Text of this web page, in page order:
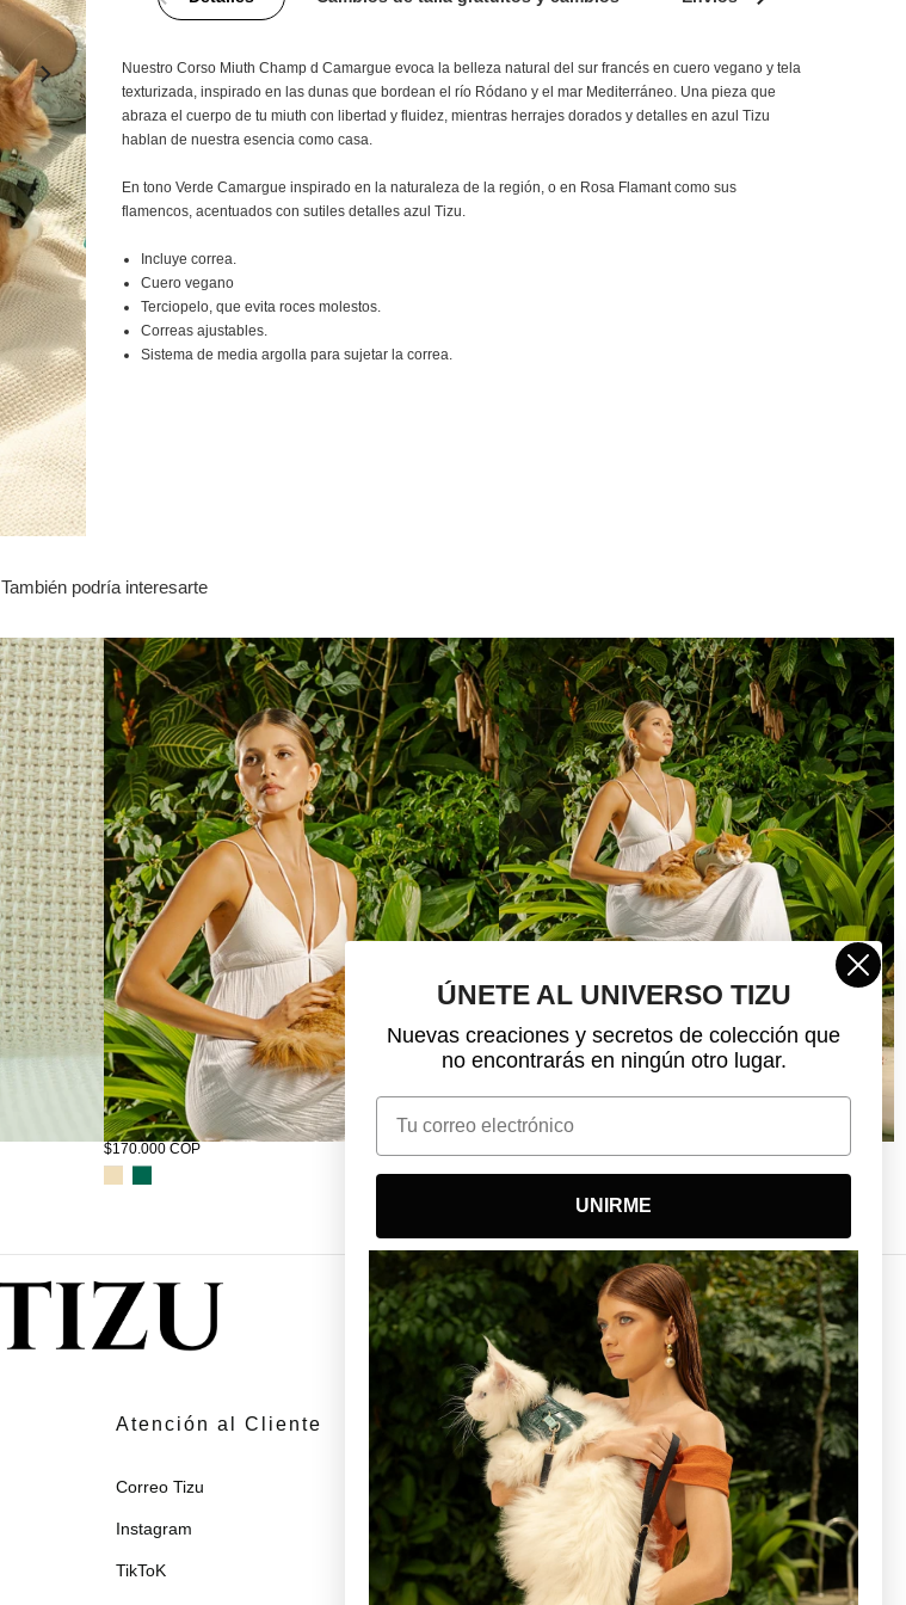
Nuestro Corso Miuth Champ d Camargue evoca la belleza natural del sur francés en cuero vegano y tela
texturizada, inspirado en las dunas que bordean el río Ródano y el mar Mediterráneo. Una pieza que
abraza el cuerpo de tu miuth con libertad y fluidez, mientras herrajes dorados y detalles en azul Tizu
hablan de nuestra esencia como casa.
En tono Verde Camargue inspirado en la naturaleza de la región, o en Rosa Flamant como sus
flamencos, acentuados con sutiles detalles azul Tizu.
Incluye correa.
Cuero vegano
Terciopelo, que evita roces molestos.
Correas ajustables.
Sistema de media argolla para sujetar la correa.
También podría interesarte
Corso Rilievo Miuth 2XS
$170.000 COP
BOLSO 11/4
Atención al Cliente
Correo Tizu
Instagram
TikToK
Boutiques Tizu
ÚNETE AL UNIVERSO TIZU
Nuevas creaciones y secretos de colección que
no encontrarás en ningún otro lugar.
Email
UNIRME